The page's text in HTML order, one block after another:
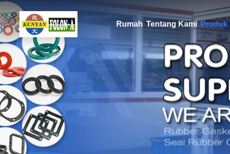
Rumah Tentang Kami Produk